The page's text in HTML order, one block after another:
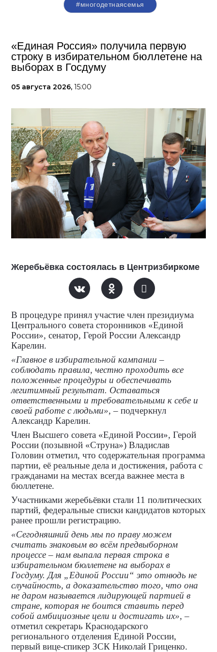
#многодетнаясемья
«Единая Россия» получила первую
строку в избирательном бюллетене на
выборах в Госдуму
05 августа 2026, 15:00
Жеребьёвка состоялась в Центризбиркоме
В процедуре принял участие член президиума
Центрального совета сторонников «Единой
России», сенатор, Герой России Александр
Карелин.
«Главное в избирательной кампании –
соблюдать правила, честно проходить все
положенные процедуры и обеспечивать
легитимный результат. Оставаться
ответственными и требовательными к себе и
своей работе с людьми», – подчеркнул
Александр Карелин.
Член Высшего совета «Единой России», Герой
России (позывной «Струна») Владислав
Головин отметил, что содержательная программа
партии, её реальные дела и достижения, работа с
гражданами на местах всегда важнее места в
бюллетене.
Участниками жеребьёвки стали 11 политических
партий, федеральные списки кандидатов которых
ранее прошли регистрацию.
«Сегодняшний день мы по праву можем
считать знаковым во всём предвыборном
процессе – нам выпала первая строка в
избирательном бюллетене на выборах в
Госдуму. Для „Единой России“ это отнюдь не
случайность, а доказательство того, что она
не даром называется лидирующей партией в
стране, которая не боится ставить перед
собой амбициозные цели и достигать их», –
отметил секретарь Краснодарского
регионального отделения Единой России,
первый вице-спикер ЗСК Николай Гриценко.